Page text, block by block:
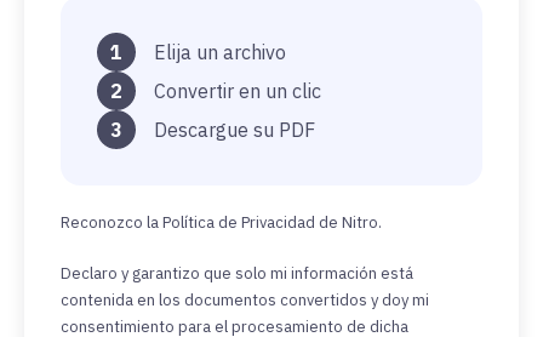
1
Elija un archivo
2
Convertir en un clic
3
Descargue su PDF
Reconozco la Política de Privacidad de Nitro.
Declaro y garantizo que solo mi información está
contenida en los documentos convertidos y doy mi
consentimiento para el procesamiento de dicha